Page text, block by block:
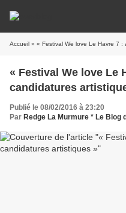
Accueil » « Festival We love Le Havre 7
« Festival We love Le
candidatures
Publié le 08/02/2016 à 23:20
Par Redge La Murmure * Le Blog